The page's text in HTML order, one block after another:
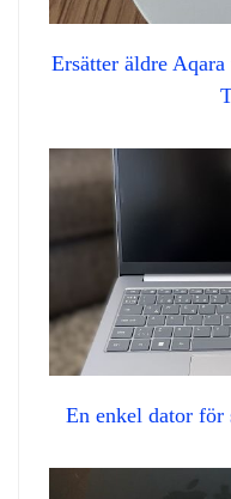
Ersätter äldre
En enkel dator